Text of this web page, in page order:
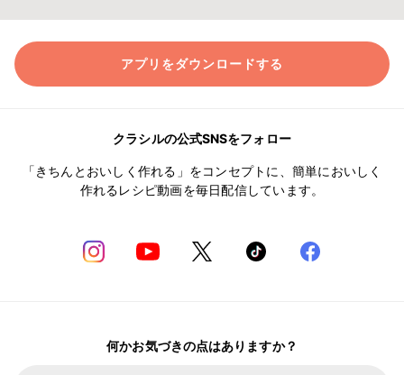
アプリをダウンロードする
クラシルの公式SNSをフォロー
「きちんとおいしく作れる」をコンセプトに、簡単においしく
作れるレシピ動画を毎日配信しています。
何かお気づきの点はありますか？